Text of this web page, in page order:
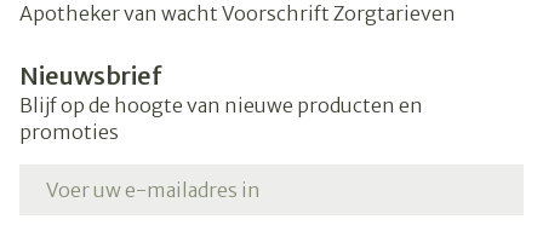
Apotheker van wacht Voorschrift Zorgtarieven
Nieuwsbrief
Blijf op de hoogte van nieuwe producten en
promoties